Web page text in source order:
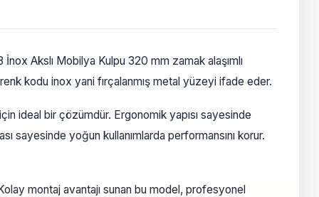
Akslı Mobilya Kulpu 320 mm zamak alaşımlı
kodu inox yani fırçalanmış metal yüzeyi ifade eder.
ideal bir çözümdür. Ergonomik yapısı sayesinde
sayesinde yoğun kullanımlarda performansını korur.
montaj avantajı sunan bu model, profesyonel